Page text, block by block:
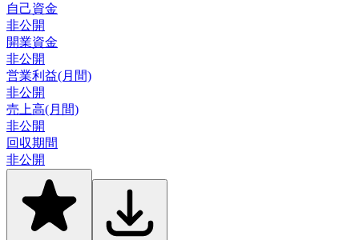
自己資金
非公開
開業資金
非公開
営業利益(月間)
非公開
売上高(月間)
非公開
回収期間
非公開